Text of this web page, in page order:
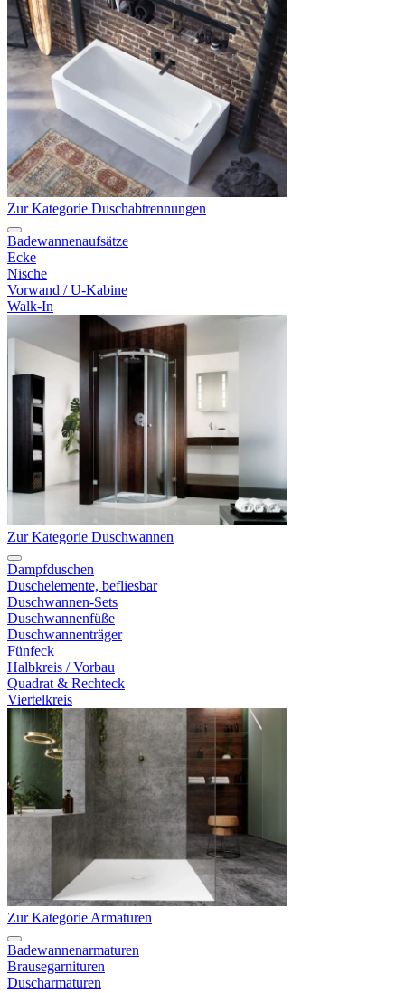
Zur Kategorie Duschabtrennungen
Badewannenaufsätze
Ecke
Nische
Vorwand / U-Kabine
Walk-In
Zur Kategorie Duschwannen
Dampfduschen
Duschelemente, befliesbar
Duschwannen-Sets
Duschwannenfüße
Duschwannenträger
Fünfeck
Halbkreis / Vorbau
Quadrat & Rechteck
Viertelkreis
Zur Kategorie Armaturen
Badewannenarmaturen
Brausegarnituren
Duscharmaturen